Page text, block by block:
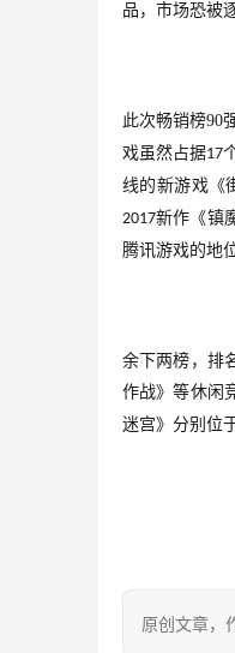
品，市场恐被
此次畅销榜90
戏虽然占据17
线的新游戏《
2017新作《镇
腾讯游戏的地
余下两榜，排
作战》等休闲
迷宫》分别位
原创文章